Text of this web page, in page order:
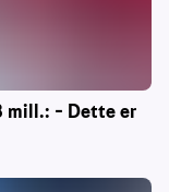
– Dette er